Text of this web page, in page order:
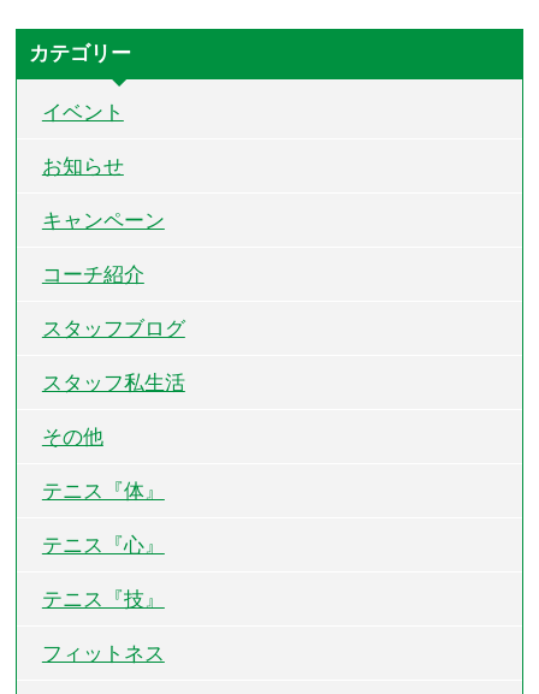
カテゴリー
イベント
お知らせ
キャンペーン
コーチ紹介
スタッフブログ
スタッフ私生活
その他
テニス『体』
テニス『心』
テニス『技』
フィットネス